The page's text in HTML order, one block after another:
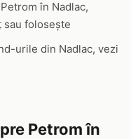
în Nadlac,
sau folosește
urile din Nadlac, vezi
Petrom în